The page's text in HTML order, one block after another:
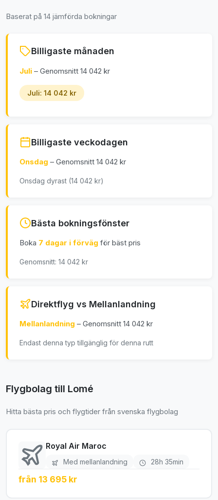
Baserat på 14 jämförda bokningar
Billigaste månaden
Juli – Genomsnitt 14 042 kr
Juli: 14 042 kr
Billigaste veckodagen
Onsdag – Genomsnitt 14 042 kr
Onsdag dyrast (14 042 kr)
Bästa bokningsfönster
Boka 7 dagar i förväg för bäst pris
Genomsnitt: 14 042 kr
Direktflyg vs Mellanlandning
Mellanlandning – Genomsnitt 14 042 kr
Endast denna typ tillgänglig för denna rutt
Flygbolag till Lomé
Hitta bästa pris och flygtider från svenska flygbolag
Royal Air Maroc
Med mellanlandning 28h 35min
från 13 695 kr